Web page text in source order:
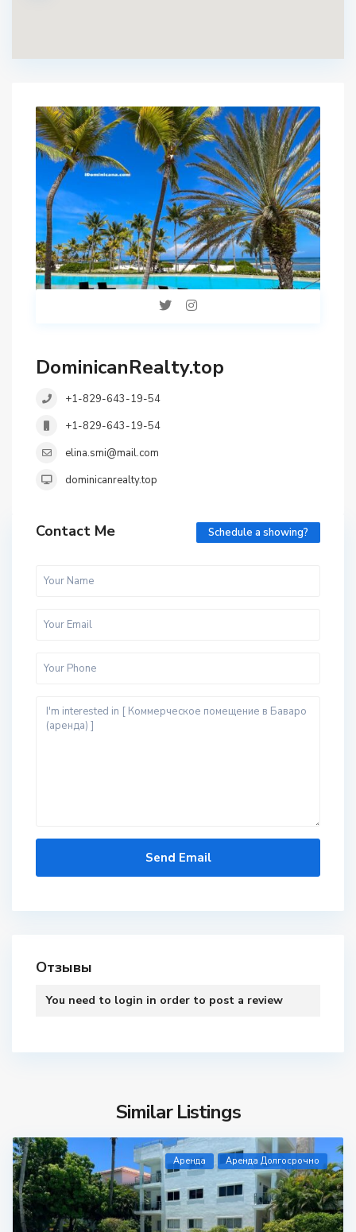
DominicanRealty.top
+1-829-643-19-54
+1-829-643-19-54
elina.smi@mail.com
dominicanrealty.top
Contact Me Schedule a showing?
Отзывы
You need to login in order to post a review
Similar Listings
Aренда Аренда Долгосрочно